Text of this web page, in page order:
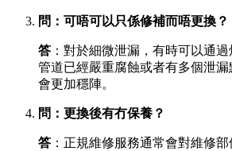
問：可唔可以只係修補而唔更換？
答 ：對於細微泄漏，有時可以通
管道已經嚴重腐蝕或者有多個泄
會更加穩陣。
問：更換後有冇保養？
答 ：正規維修服務通常會對維修